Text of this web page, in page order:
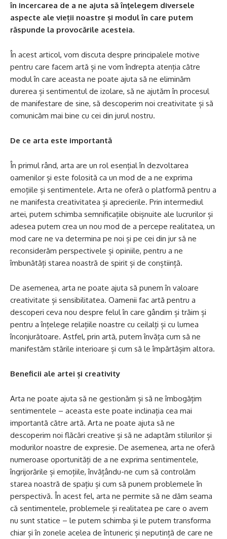
în incercarea de a ne ajuta să înţelegem diversele
aspecte ale vieții noastre și modul în care putem
răspunde la provocările acesteia.
În acest articol, vom discuta despre principalele motive
pentru care facem artă și ne vom îndrepta atenția către
modul în care aceasta ne poate ajuta să ne eliminăm
durerea și sentimentul de izolare, să ne ajutăm în procesul
de manifestare de sine, să descoperim noi creativitate și să
comunicăm mai bine cu cei din jurul nostru.
De ce arta este importantă
În primul rând, arta are un rol esențial în dezvoltarea
oamenilor și este folosită ca un mod de a ne exprima
emoțiile și sentimentele. Arta ne oferă o platformă pentru a
ne manifesta creativitatea și aprecierile. Prin intermediul
artei, putem schimba semnificațiile obișnuite ale lucrurilor și
adesea putem crea un nou mod de a percepe realitatea, un
mod care ne va determina pe noi și pe cei din jur să ne
reconsiderăm perspectivele și opiniile, pentru a ne
îmbunătăți starea noastră de spirit și de conștiință.
De asemenea, arta ne poate ajuta să punem în valoare
creativitate și sensibilitatea. Oamenii fac artă pentru a
descoperi ceva nou despre felul în care gândim și trăim și
pentru a înțelege relațiile noastre cu ceilalți și cu lumea
înconjurătoare. Astfel, prin artă, putem învăța cum să ne
manifestăm stările interioare și cum să le împărtășim altora.
Beneficii ale artei și creativity
Arta ne poate ajuta să ne gestionăm și să ne îmbogățim
sentimentele – aceasta este poate inclinația cea mai
importantă către artă. Arta ne poate ajuta să ne
descoperim noi flăcări creative și să ne adaptăm stilurilor și
modurilor noastre de expresie. De asemenea, arta ne oferă
numeroase oportunități de a ne exprima sentimentele,
îngrijorările și emoțiile, învățându-ne cum să controlăm
starea noastră de spațiu și cum să punem problemele în
perspectivă. În acest fel, arta ne permite să ne dăm seama
că sentimentele, problemele și realitatea pe care o avem
nu sunt statice – le putem schimba și le putem transforma
chiar și în zonele acelea de întuneric și neputință de care ne